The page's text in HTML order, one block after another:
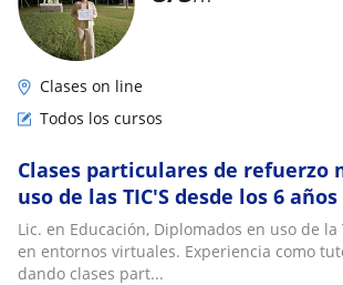
Clases on line
Todos los cursos
Clases particulares de refuerzo
uso de las TIC'S desde los 6
años. Experiencia con niños
Lic. en Educación, Diplomados en uso de la
en entornos virtuales. Experiencia como
dando clases part...